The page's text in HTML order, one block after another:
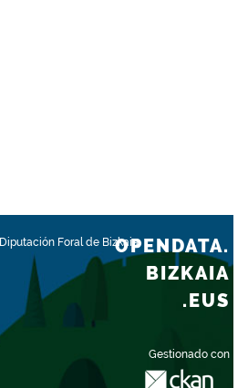
Diputación Foral de Bizkaia
Gestionado con
OPENDATA.
BIZKAIA
.EUS